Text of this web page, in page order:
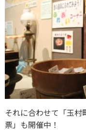
それに合わせて「玉
票」も開催中！